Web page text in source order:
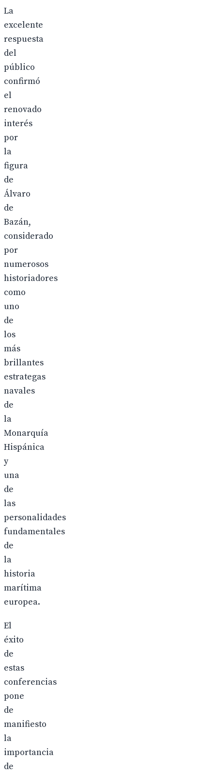
La
excelente
respuesta
del
público
confirmó
el
renovado
interés
por
la
figura
de
Álvaro
de
Bazán,
considerado
por
numerosos
historiadores
como
uno
de
los
más
brillantes
estrategas
navales
de
la
Monarquía
Hispánica
y
una
de
las
personalidades
fundamentales
de
la
historia
marítima
europea.
El
éxito
de
estas
conferencias
pone
de
manifiesto
la
importancia
de